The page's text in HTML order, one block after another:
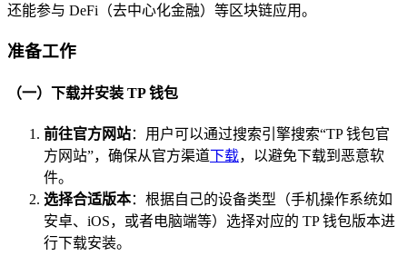
还能参与 DeFi（去中心化金融）等区块链应用。
准备工作
（一）下载并安装 TP 钱包
前往官方网站：用户可以通过搜索引擎搜索“TP 钱包官
方网站”，确保从官方渠道下载，以避免下载到恶意软
件。
选择合适版本：根据自己的设备类型（手机操作系统如
安卓、iOS，或者电脑端等）选择对应的 TP 钱包版本进
行下载安装。